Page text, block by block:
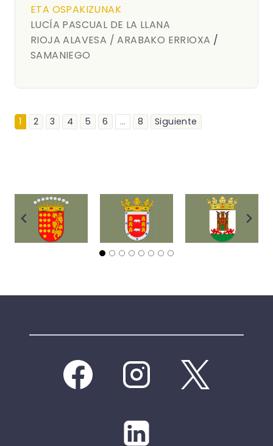
ETA OSPAKIZUNAK
LUCÍA PASCUAL DE LA LLANA
RIOJA ALAVESA / ARABAKO ERRIOXA /
SAMANIEGO
1 2 3 4 5 6 ... 8 Siguiente